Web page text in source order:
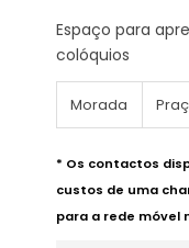
Espaço para
colóquios
Morada
* Os contactos
custos de uma
para a rede móvel